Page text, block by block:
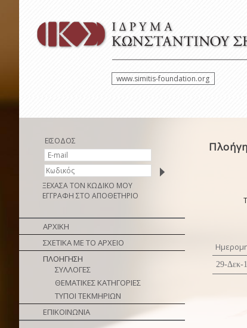
www.simitis-foundation.org
ΕΙΣΟΔΟΣ
ΞΕΧΑΣΑ ΤΟΝ ΚΩΔΙΚΟ ΜΟΥ
ΕΓΓΡΑΦΗ ΣΤΟ ΑΠΟΘΕΤΗΡΙΟ
ΑΡΧΙΚΗ
ΣΧΕΤΙΚΑ ΜΕ ΤΟ ΑΡΧΕΙΟ
ΠΛΟΗΓΗΣΗ
ΣΥΛΛΟΓΕΣ
ΘΕΜΑΤΙΚΕΣ ΚΑΤΗΓΟΡΙΕΣ
ΤΥΠΟΙ ΤΕΚΜΗΡΙΩΝ
ΕΠΙΚΟΙΝΩΝΙΑ
29-Δεκ-